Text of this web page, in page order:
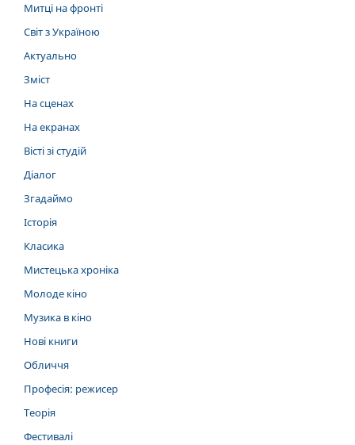
Митці на фронті
Світ з Україною
Актуально
Зміст
На сценах
На екранах
Вісті зі студій
Діалог
Згадаймо
Історія
Класика
Мистецька хроніка
Молоде кіно
Музика в кіно
Нові книги
Обличчя
Професія: режисер
Теорія
Фестивалі